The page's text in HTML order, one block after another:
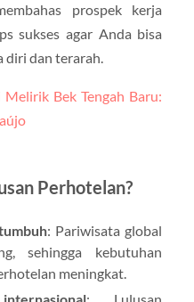
prospek kerja
sukses agar Anda bisa
diri dan terarah.
Bek Tengah Baru:
Perhotelan?
: Pariwisata global
sehingga kebutuhan
meningkat.